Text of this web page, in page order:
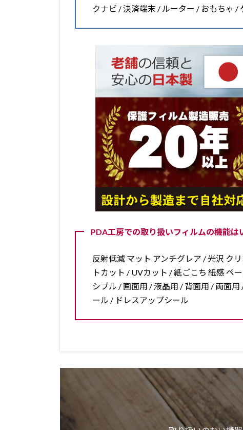
クナビ / 決済端末 / ルーター / おもちゃ /
PDA工房での取り扱いフィルムの機能は
反射低減 マット アンチグレア / 光沢 ク
トカット / UVカット / 紙ごこち 紙感 ペ
シブル / 画面用 / 液晶用 / 背面用 / 両面
ール / ドレスアップシール